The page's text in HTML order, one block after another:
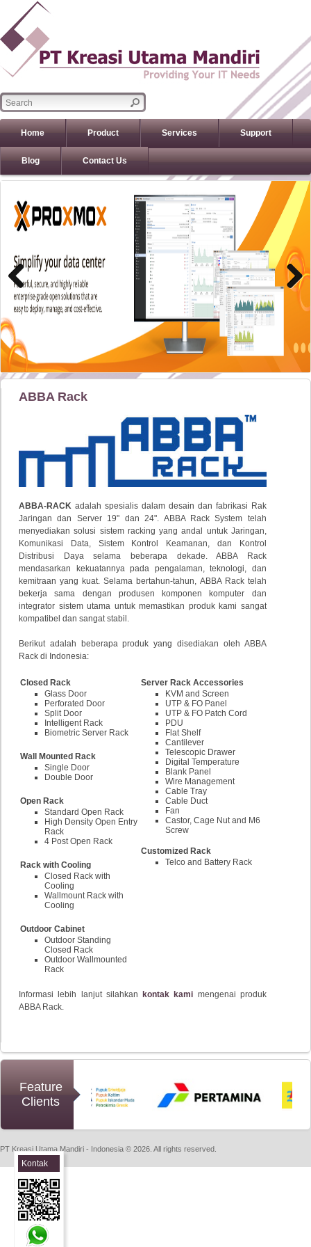
Home Product Services Support
Blog Contact Us
Previous
Previous
ABBA Rack
ABBA-RACK adalah spesialis dalam desain dan fabrikasi Rak
Jaringan dan Server 19" dan 24". ABBA Rack System telah
menyediakan solusi sistem racking yang andal untuk Jaringan,
Komunikasi Data, Sistem Kontrol Keamanan, dan Kontrol
Distribusi Daya selama beberapa dekade. ABBA Rack
mendasarkan kekuatannya pada pengalaman, teknologi, dan
kemitraan yang kuat. Selama bertahun-tahun, ABBA Rack telah
bekerja sama dengan produsen komponen komputer dan
integrator sistem utama untuk memastikan produk kami sangat
kompatibel dan sangat stabil.
Berikut adalah beberapa produk yang disediakan oleh ABBA
Rack di Indonesia:
Closed Rack
Glass Door
Perforated Door
Split Door
Intelligent Rack
Biometric Server Rack
Wall Mounted Rack
Single Door
Double Door
Open Rack
Standard Open Rack
High Density Open Entry
Rack
4 Post Open Rack
Rack with Cooling
Closed Rack with
Cooling
Wallmount Rack with
Cooling
Outdoor Cabinet
Outdoor Standing
Closed Rack
Outdoor Wallmounted
Rack
Server Rack Accessories
KVM and Screen
UTP & FO Panel
UTP & FO Patch Cord
PDU
Flat Shelf
Cantilever
Telescopic Drawer
Digital Temperature
Blank Panel
Wire Management
Cable Tray
Cable Duct
Fan
Castor, Cage Nut and M6
Screw
Customized Rack
Telco and Battery Rack
Informasi lebih lanjut silahkan kontak kami mengenai produk
ABBA Rack.
Feature
Clients
PT Kreasi Utama Mandiri - Indonesia © 2026. All rights reserved.
Kontak
Sales